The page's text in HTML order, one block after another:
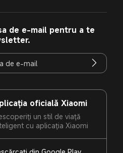
de e-mail pentru a te
oficială Xiaomi
un stil de viață
cu aplicația Xiaomi